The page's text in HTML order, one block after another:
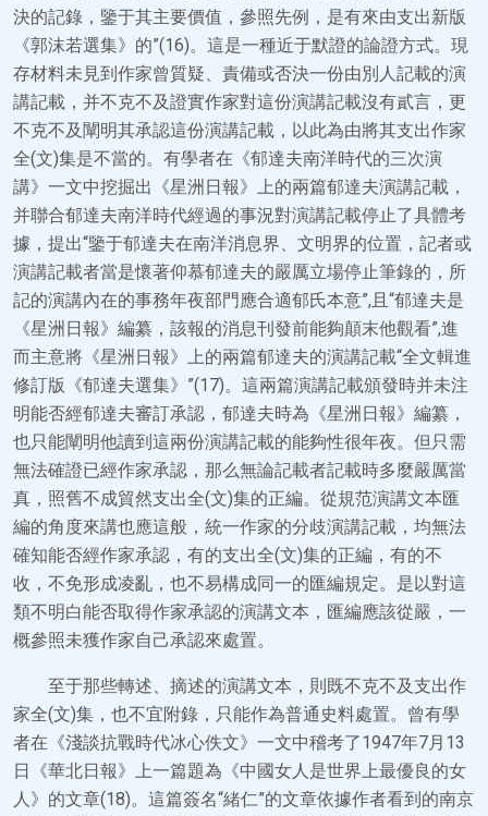
決的記錄，鑒于其主要價值，參照先例，是有來由支出新版
《郭沫若選集》的”(16)。這是一種近于默證的論證方式。現
存材料未見到作家曾質疑、責備或否決一份由別人記載的演
講記載，并不克不及證實作家對這份演講記載沒有貳言，更
不克不及闡明其承認這份演講記載，以此為由將其支出作家
全(文)集是不當的。有學者在《郁達夫南洋時代的三次演
講》一文中挖掘出《星洲日報》上的兩篇郁達夫演講記載，
并聯合郁達夫南洋時代經過的事況對演講記載停止了具體考
據，提出“鑒于郁達夫在南洋消息界、文明界的位置，記者或
演講記載者當是懷著仰慕郁達夫的嚴厲立場停止筆錄的，所
記的演講內在的事務年夜部門應合適郁氏本意”,且“郁達夫是
《星洲日報》編纂，該報的消息刊發前能夠顛末他觀看”,進
而主意將《星洲日報》上的兩篇郁達夫的演講記載“全文輯進
修訂版《郁達夫選集》”(17)。這兩篇演講記載頒發時并未注
明能否經郁達夫審訂承認，郁達夫時為《星洲日報》編纂，
也只能闡明他讀到這兩份演講記載的能夠性很年夜。但只需
無法確證已經作家承認，那么無論記載者記載時多麼嚴厲當
真，照舊不成貿然支出全(文)集的正編。從規范演講文本匯
編的角度來講也應這般，統一作家的分歧演講記載，均無法
確知能否經作家承認，有的支出全(文)集的正編，有的不
收，不免形成凌亂，也不易構成同一的匯編規定。是以對這
類不明白能否取得作家承認的演講文本，匯編應該從嚴，一
概參照未獲作家自己承認來處置。
至于那些轉述、摘述的演講文本，則既不克不及支出作
家全(文)集，也不宜附錄，只能作為普通史料處置。曾有學
者在《淺談抗戰時代冰心佚文》一文中稽考了1947年7月13
日《華北日報》上一篇題為《中國女人是世界上最優良的女
人》的文章(18)。這篇簽名“緒仁”的文章依據作者看到的南京